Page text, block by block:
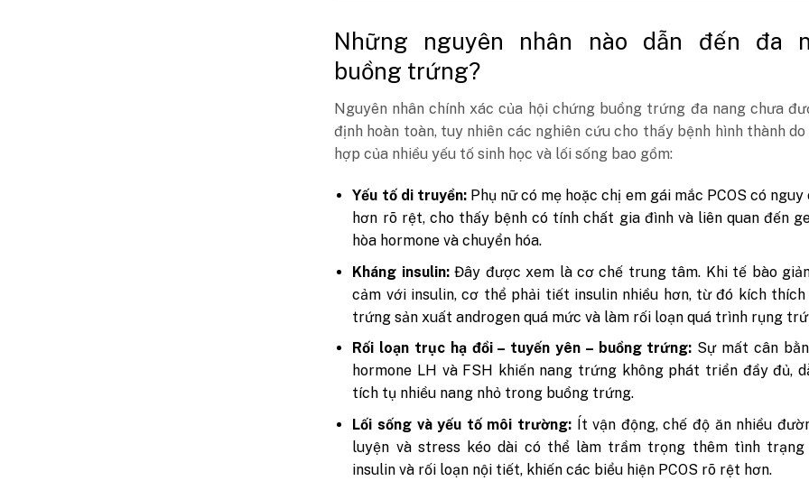
Những nguyên nhân nào dẫn đến đa
buồng trứng?
Nguyên nhân chính xác của hội chứng buồng trứng đa nang chưa
định hoàn toàn, tuy nhiên các nghiên cứu cho thấy bệnh hình thành
hợp của nhiều yếu tố sinh học và lối sống bao gồm:
Yếu tố di truyền:Phụ nữ có mẹ hoặc chị em gái mắc PCOS có nguy
hơn rõ rệt, cho thấy bệnh có tính chất gia đình và liên quan đến
hòa hormone và chuyển hóa.
Kháng insulin:Đây được xem là cơ chế trung tâm. Khi tế bào
cảm với insulin, cơ thể phải tiết insulin nhiều hơn, từ đó kích thích
trứng sản xuất androgen quá mức và làm rối loạn quá trình rụng
Rối loạn trục hạ đồi – tuyến yên – buồng trứng: Sự mất cân
hormone LH và FSH khiến nang trứng không phát triển đầy đủ,
tích tụ nhiều nang nhỏ trong buồng trứng.
Lối sống và yếu tố môi trường: Ít vận động, chế độ ăn nhiều
luyện và stress kéo dài có thể làm trầm trọng thêm tình trạng
insulin và rối loạn nội tiết, khiến các biểu hiện PCOS rõ rệt hơn.